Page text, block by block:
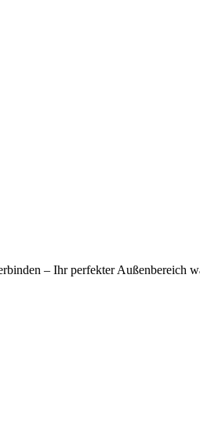
– Ihr perfekter Außenbereich